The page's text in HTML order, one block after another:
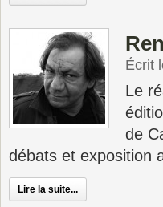
Écrit
Le
de
débats et exposition
Lire la suite...